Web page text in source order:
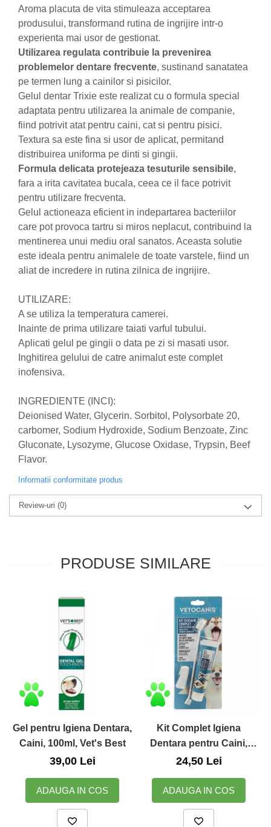
Romvac - Imunoinstant (20
produse)
Silc - Laurella (5produse)
Splash (10 produse)
Sunvita Group (2 produse)
The Bramton Company - Simple
Solution & Out! (8 produse)
Trixie (28 produse)
Vaco Retail sp.zo.o (3 produse)
Van Vliet The Candy Company BV
(8 produse)
Vet's Best (8 produse)
Vivil A. Muller GmbH & Co.Kg (22
produse)
Yuup! - Cosmetica Veneta (17
produse)
Aroma placuta de vita stimuleaza acceptarea
produsului, transformand rutina de ingrijire intr-o
experienta mai usor de gestionat.
Utilizarea regulata contribuie la prevenirea
problemelor dentare frecvente, sustinand sanatatea
pe termen lung a cainilor si pisicilor.
Gelul dentar Trixie este realizat cu o formula special
adaptata pentru utilizarea la animale de companie,
fiind potrivit atat pentru caini, cat si pentru pisici.
Textura sa este fina si usor de aplicat, permitand
distribuirea uniforma pe dinti si gingii.
Formula delicata protejeaza tesuturile sensibile,
fara a irita cavitatea bucala, ceea ce il face potrivit
pentru utilizare frecventa.
Gelul actioneaza eficient in indepartarea bacteriilor
care pot provoca tartru si miros neplacut, contribuind la
mentinerea unui mediu oral sanatos. Aceasta solutie
este ideala pentru animalele de toate varstele, fiind un
aliat de incredere in rutina zilnica de ingrijire.
UTILIZARE:
A se utiliza la temperatura camerei.
Inainte de prima utilizare taiati varful tubului.
Aplicati gelul pe gingii o data pe zi si masati usor.
Inghitirea gelului de catre animalut este complet
inofensiva.
INGREDIENTE (INCI):
Deionised Water, Glycerin. Sorbitol, Polysorbate 20,
carbomer, Sodium Hydroxide, Sodium Benzoate, Zinc
Gluconate, Lysozyme, Glucose Oxidase, Trypsin, Beef
Flavor.
Informatii conformitate produs
Review-uri (0)
PRODUSE SIMILARE
Gel pentru Igiena Dentara,
Caini, 100ml, Vet's Best
39,00 Lei
ADAUGA IN COS
Kit Complet Igiena
Dentara pentru Caini,
Vetocanis
24,50 Lei
ADAUGA IN COS